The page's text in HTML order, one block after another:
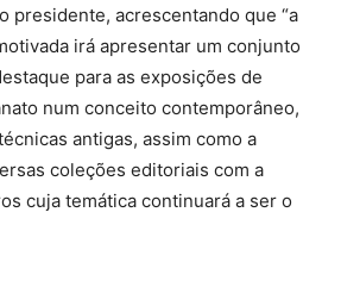
presidente, acrescentando que “a
irá apresentar um conjunto
para as exposições de
num conceito contemporâneo,
antigas, assim como a
coleções editoriais com a
cuja temática continuará a ser o